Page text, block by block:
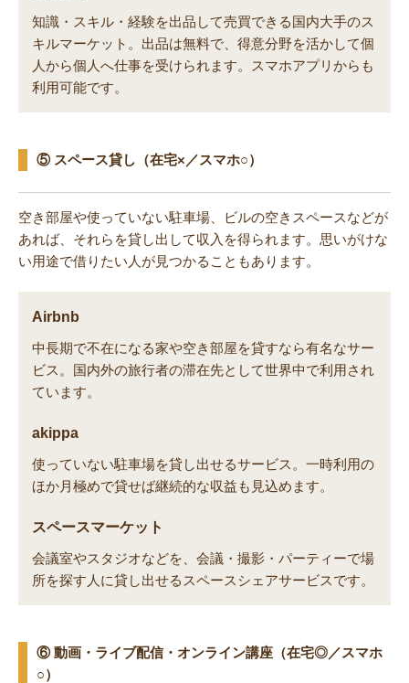
知識・スキル・経験を出品して売買できる国内大手のス
キルマーケット。出品は無料で、得意分野を活かして個
人から個人へ仕事を受けられます。スマホアプリからも
利用可能です。
⑤ スペース貸し（在宅×／スマホ○）
空き部屋や使っていない駐車場、ビルの空きスペースなどが
あれば、それらを貸し出して収入を得られます。思いがけな
い用途で借りたい人が見つかることもあります。
Airbnb
中長期で不在になる家や空き部屋を貸すなら有名なサー
ビス。国内外の旅行者の滞在先として世界中で利用され
ています。
akippa
使っていない駐車場を貸し出せるサービス。一時利用の
ほか月極めで貸せば継続的な収益も見込めます。
スペースマーケット
会議室やスタジオなどを、会議・撮影・パーティーで場
所を探す人に貸し出せるスペースシェアサービスです。
⑥ 動画・ライブ配信・オンライン講座（在宅◎／スマホ
○）